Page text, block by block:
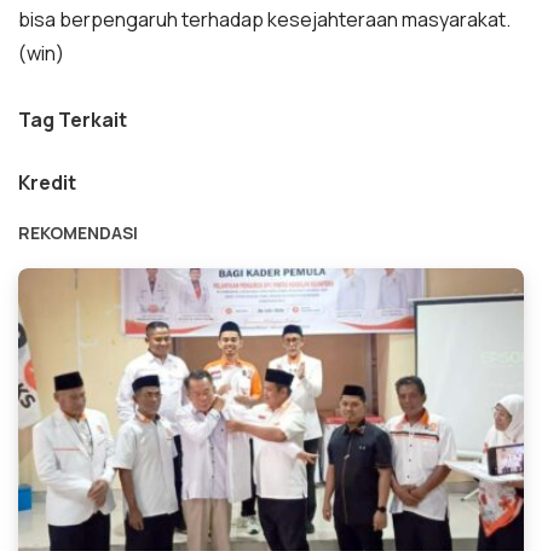
bisa berpengaruh terhadap kesejahteraan masyarakat.
(win)
Tag Terkait
Kredit
REKOMENDASI